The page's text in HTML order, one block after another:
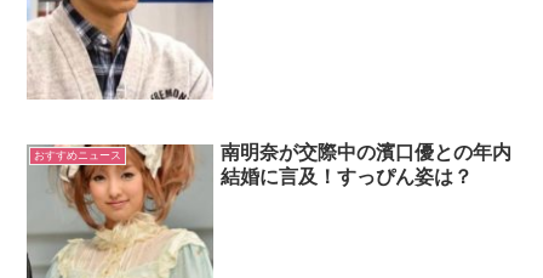
おすすめニュース
南明奈が交際中の濱口優との年内
結婚に言及！すっぴん姿は？